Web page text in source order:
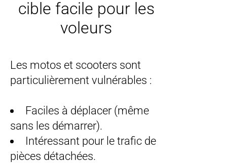
cible facile pour les
voleurs
Les motos et scooters sont
particulièrement vulnérables :
Faciles à déplacer (même
sans les démarrer).
Intéressant pour le trafic de
pièces détachées.